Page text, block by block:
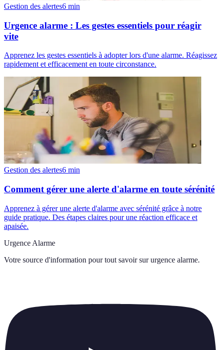
Gestion des alertes6 min
Urgence alarme : Les gestes essentiels pour réagir
vite
Apprenez les gestes essentiels à adopter lors d'une alarme. Réagissez
rapidement et efficacement en toute circonstance.
Gestion des alertes6 min
Comment gérer une alerte d'alarme en toute sérénité
Apprenez à gérer une alerte d'alarme avec sérénité grâce à notre
guide pratique. Des étapes claires pour une réaction efficace et
apaisée.
Urgence Alarme
Votre source d'information pour tout savoir sur urgence alarme.